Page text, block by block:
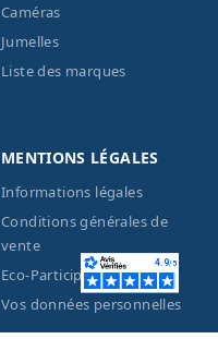
Caméras
Jumelles
Liste des marques
MENTIONS LÉGALES
Informations légales
Conditions générales de
vente
Eco-Participation
Vos données personnelles